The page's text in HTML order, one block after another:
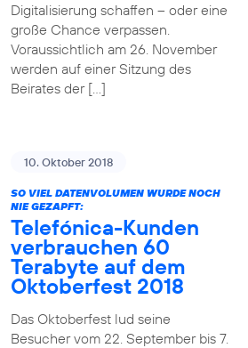
Digitalisierung schaffen – oder eine
große Chance verpassen.
Voraussichtlich am 26. November
werden auf einer Sitzung des
Beirates der […]
10. Oktober 2018
SO VIEL DATENVOLUMEN WURDE NOCH
NIE GEZAPFT:
Telefónica-Kunden
verbrauchen 60
Terabyte auf dem
Oktoberfest 2018
Das Oktoberfest lud seine
Besucher vom 22. September bis 7.